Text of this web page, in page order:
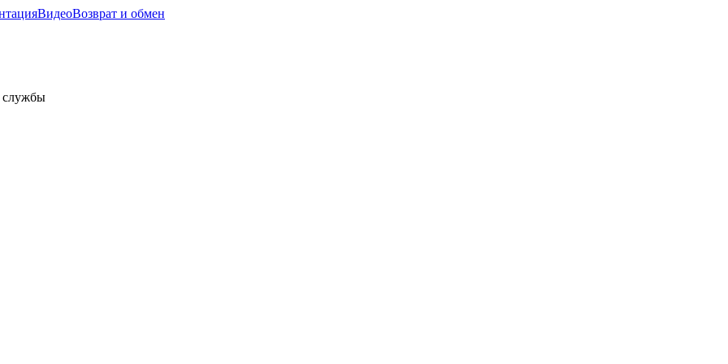
ВидеоВозврат и обмен
службы